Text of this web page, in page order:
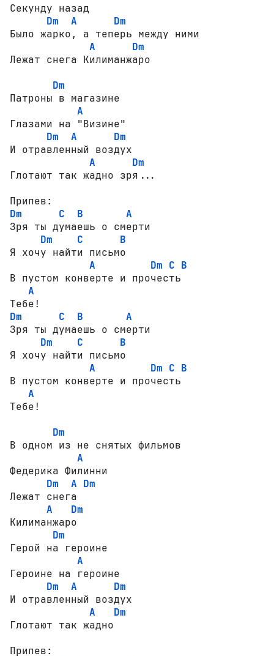
Секунду назад
Dm
A
Dm
Было жарко, а теперь между ними
A
Dm
Лежат снега Килиманжаро
Dm
Патроны в магазине
A
Глазами на "Визине"
Dm
A
Dm
И отравленный воздух
A
Dm
Глотают так жадно зря...
Dm
C B
A
Зря ты думаешь о смерти
Dm
C
B
Я хочу найти письмо
A
Dm C B
В пустом конверте и прочесть
A
Dm
C B
A
Зря ты думаешь о смерти
Dm
C
B
Я хочу найти письмо
A
Dm C B
В пустом конверте и прочесть
A
Тебе!
Dm
В одном из не снятых фильмов
A
Федерика Филинни
Dm
A Dm
Лежат снега
A
Dm
Килиманжаро
Dm
Герой на героине
A
Героине на героине
Dm
A
Dm
И отравленный воздух
A
Dm
Глотают так жадно